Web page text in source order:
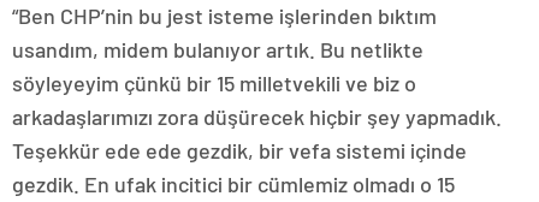
“Ben CHP’nin bu jest isteme işlerinden bıktım
usandım, midem bulanıyor artık. Bu netlikte
söyleyeyim çünkü bir 15 milletvekili ve biz o
arkadaşlarımızı zora düşürecek hiçbir şey yapmadık.
Teşekkür ede ede gezdik, bir vefa sistemi içinde
gezdik. En ufak incitici bir cümlemiz olmadı o 15